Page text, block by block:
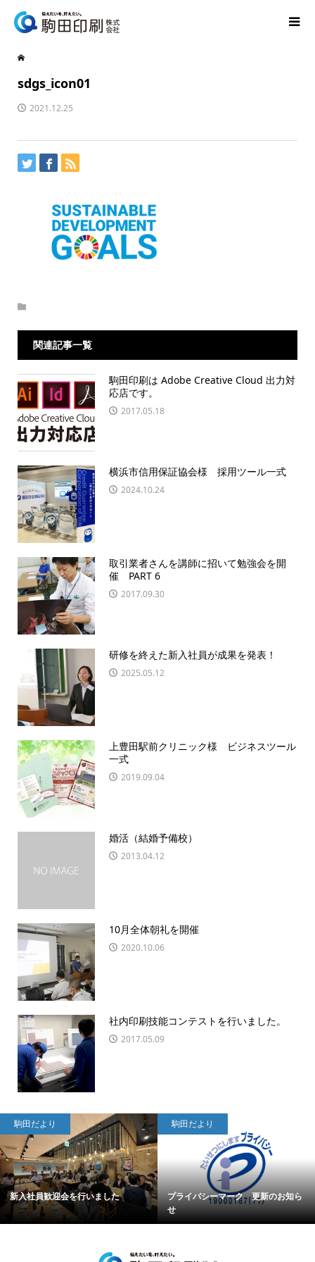
sdgs_icon01
2021.12.25
関連記事一覧
駒田印刷は Adobe Creative Cloud 出力対
応店です。
2017.05.18
横浜市信用保証協会様 採用ツール一式
2024.10.24
取引業者さんを講師に招いて勉強会を開
催 PART 6
2017.09.30
研修を終えた新入社員が成果を発表！
2025.05.12
上豊田駅前クリニック様 ビジネスツール
一式
2019.09.04
婚活（結婚予備校）
2013.04.12
10月全体朝礼を開催
2020.10.06
社内印刷技能コンテストを行いました。
2017.05.09
駒田だより
新入社員歓迎会を行いました
駒田だより
プライバシーマーク 更新のお知ら
せ